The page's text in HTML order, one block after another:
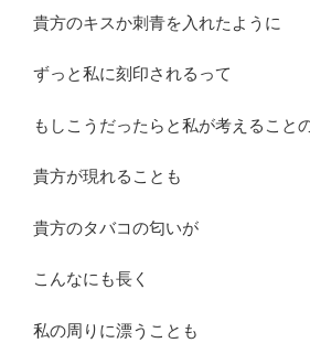
貴方のキスか刺青を入れたように
ずっと私に刻印されるって
もしこうだったらと私が考えること
貴方が現れることも
貴方のタバコの匂いが
こんなにも長く
私の周りに漂うことも